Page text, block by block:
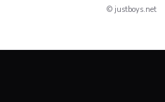
© justboys.net